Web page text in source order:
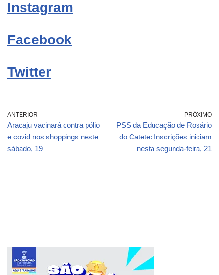
Instagram
Facebook
Twitter
ANTERIOR
Aracaju vacinará contra pólio
e covid nos shoppings neste
sábado, 19
PRÓXIMO
PSS da Educação de Rosário
do Catete: Inscrições iniciam
nesta segunda-feira, 21